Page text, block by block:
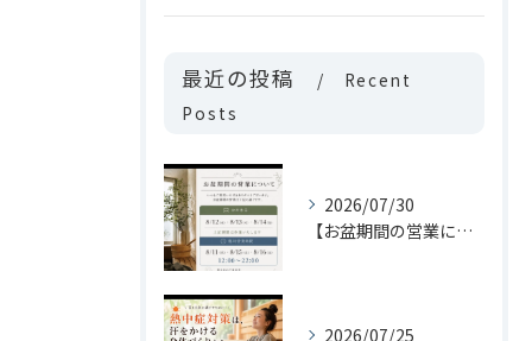
最近の投稿
Recent
Posts
2026/07/30
【お盆期間の営業について📢】
2026/07/25